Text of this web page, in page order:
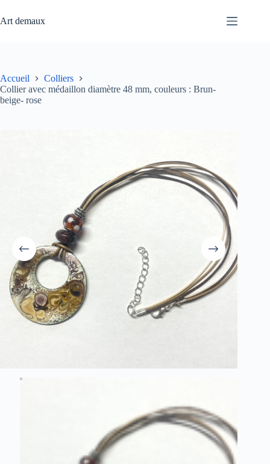
au
contenu
Art demaux
Accueil
Colliers
Collier avec médaillon diamètre 48 mm, couleurs : Brun-
beige- rose